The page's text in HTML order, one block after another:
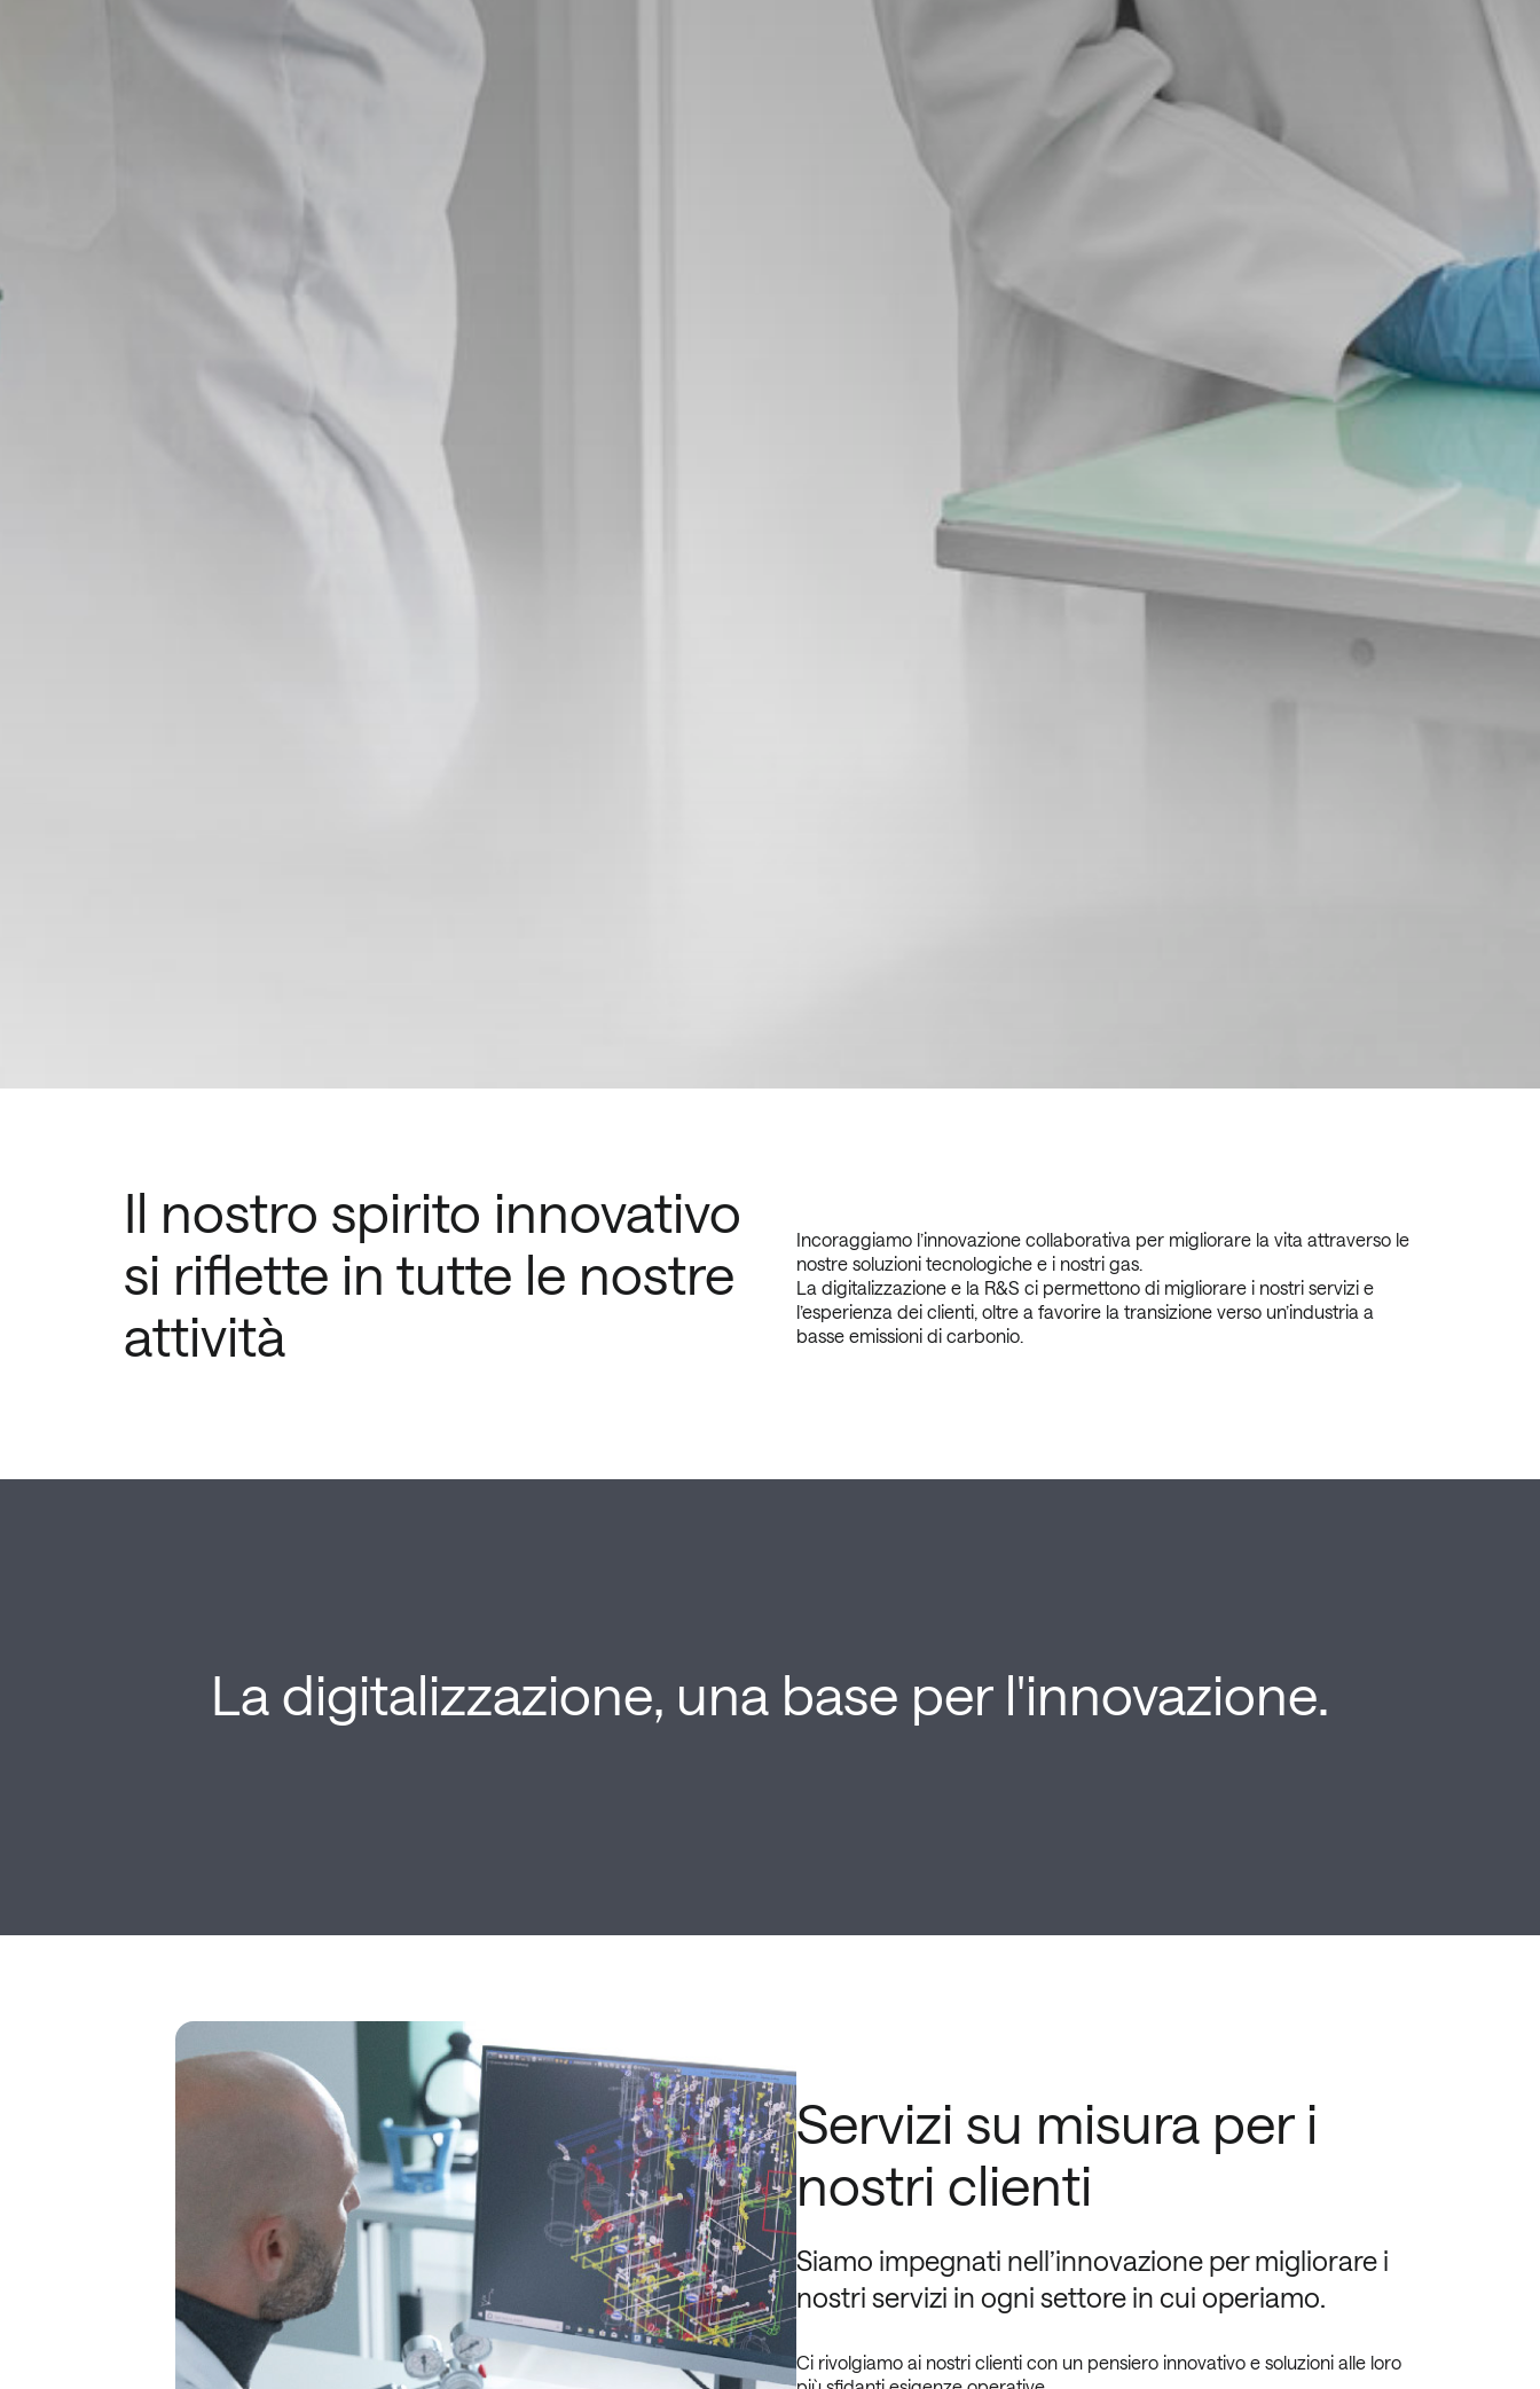
Il nostro spirito innovativo
si riflette in tutte le nostre
attività
Incoraggiamo l’innovazione collaborativa per migliorare la vita attraverso le
nostre soluzioni tecnologiche e i nostri gas.
La digitalizzazione e la R&S ci permettono di migliorare i nostri servizi e
l’esperienza dei clienti, oltre a favorire la transizione verso un’industria a
basse emissioni di carbonio.
La digitalizzazione, una base per l'innovazione.
Servizi su misura per i
nostri clienti
Siamo impegnati nell’innovazione per migliorare i
nostri servizi in ogni settore in cui operiamo.
Ci rivolgiamo ai nostri clienti con un pensiero innovativo e soluzioni alle loro